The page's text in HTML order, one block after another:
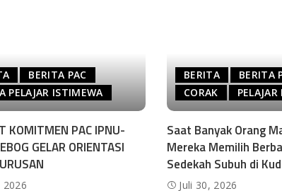
BERITA PAC
PELAJAR ISTIMEWA
KOMITMEN PAC IPNU-
GELAR ORIENTASI
2026
BERITA
BERITA
CORAK
Saat Banyak Orang
Mereka Memilih
Sedekah Subuh di
Juli 30, 2026